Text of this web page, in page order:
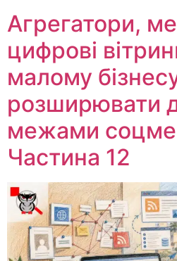
Агрегатори,
цифрові
малому бізнесу
розширювати
межами
Частина 12